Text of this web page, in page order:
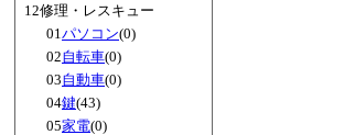
12修理・レスキュー
01 パソコン(0)
02自転車(0)
03自動車(0)
04鍵(43)
05家電(0)